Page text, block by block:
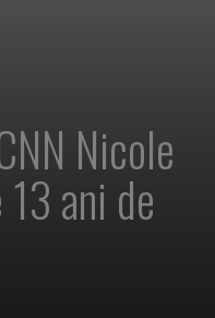
Nicole
ani de